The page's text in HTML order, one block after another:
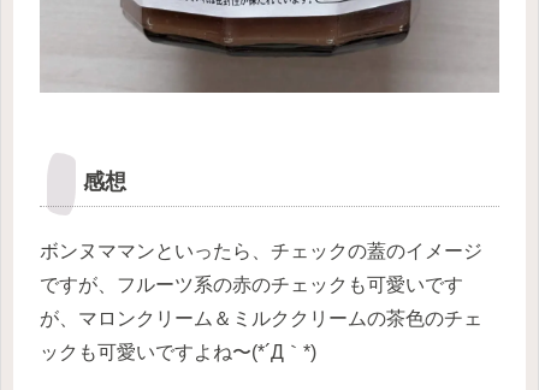
感想
ボンヌママンといったら、チェックの蓋のイメージ
ですが、フルーツ系の赤のチェックも可愛いです
が、マロンクリーム＆ミルククリームの茶色のチェ
ックも可愛いですよね〜(*´Д｀*)